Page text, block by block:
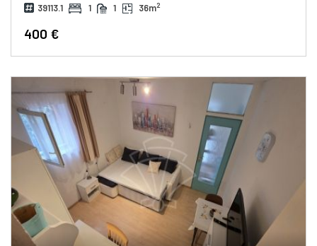
39113.1 1 1 36m2
400 €